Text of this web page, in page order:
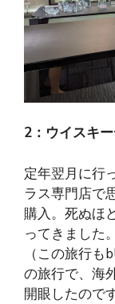
2：ウイスキ
定年翌月に行
ラス専門店で
購入。死ぬほ
ってきました。
（この旅行
の旅行で、海
開眼したので